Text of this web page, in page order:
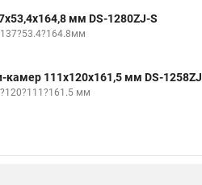
мм DS-1280ZJ-S
111x120x161,5 мм DS-1258ZJ
мм